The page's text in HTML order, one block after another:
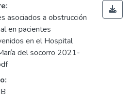
asociados a obstrucción
en pacientes
en el Hospital
del socorro 2021-